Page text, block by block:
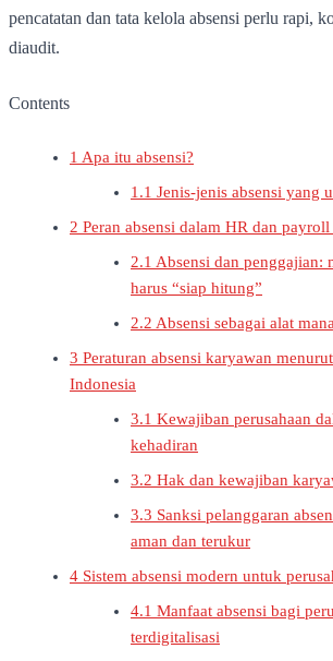
pencatatan dan tata kelola absensi perlu rapi,
diaudit.
Contents
1 Apa itu absensi?
1.1 Jenis-jenis absensi yang
2 Peran absensi dalam HR dan
2.1 Absensi dan penggajian:
harus “siap hitung”
2.2 Absensi sebagai alat
3 Peraturan absensi karyawan
Indonesia
3.1 Kewajiban perusahaan
kehadiran
3.2 Hak dan kewajiban
3.3 Sanksi pelanggaran
aman dan terukur
4 Sistem absensi modern untuk
4.1 Manfaat absensi bagi
terdigitalisasi